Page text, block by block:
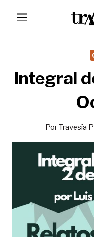
Integral
Por Travesía